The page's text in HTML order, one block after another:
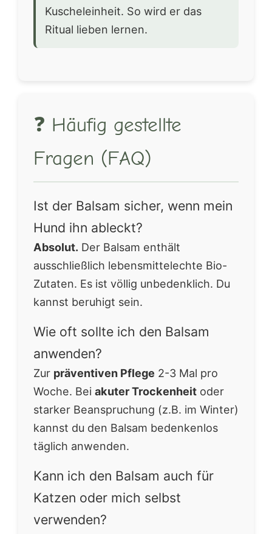
Kuscheleinheit. So wird er das
Ritual lieben lernen.
❓ Häufig gestellte
Fragen (FAQ)
Ist der Balsam sicher, wenn mein
Hund ihn ableckt?
Absolut. Der Balsam enthält
ausschließlich lebensmittelechte Bio-
Zutaten. Es ist völlig unbedenklich. Du
kannst beruhigt sein.
Wie oft sollte ich den Balsam
anwenden?
Zur präventiven Pflege 2-3 Mal pro
Woche. Bei akuter Trockenheit oder
starker Beanspruchung (z.B. im Winter)
kannst du den Balsam bedenkenlos
täglich anwenden.
Kann ich den Balsam auch für
Katzen oder mich selbst
verwenden?